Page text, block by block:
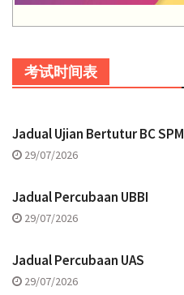
考试时间表
Jadual Ujian Bertutur BC SPM
29/07/2026
Jadual Percubaan UBBI
29/07/2026
Jadual Percubaan UAS
29/07/2026